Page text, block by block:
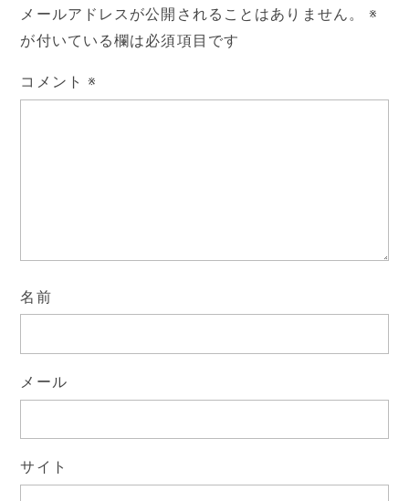
メールアドレスが公開されることはありません。
※
が付いている欄は必須項目です
コメント※
名前
メール
サイト